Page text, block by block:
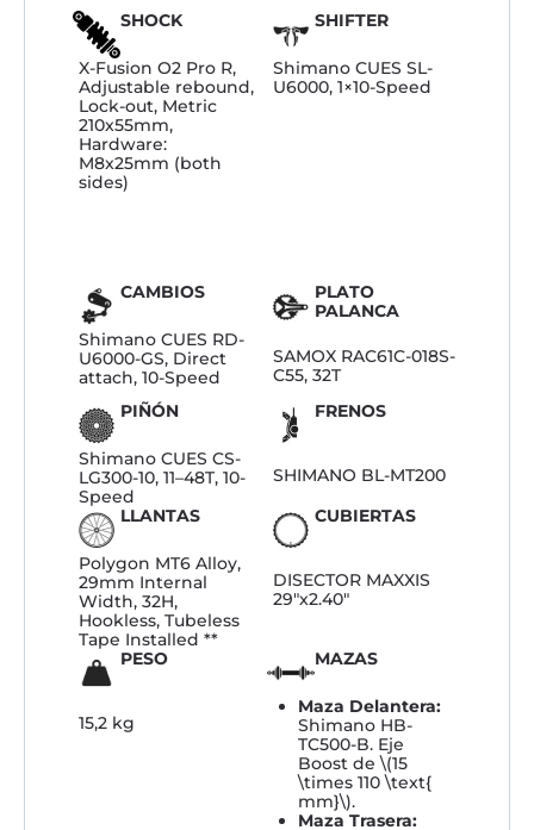
SHOCK
X-Fusion O2 Pro R,
Adjustable rebound,
Lock-out, Metric
210x55mm,
Hardware:
M8x25mm (both
sides)
SHIFTER
Shimano CUES SL-
U6000, 1×10-Speed
CAMBIOS
Shimano CUES RD-
U6000-GS, Direct
attach, 10-Speed
PLATO
PALANCA
SAMOX RAC61C-018S-
C55, 32T
PIÑÓN
Shimano CUES CS-
LG300-10, 11–48T, 10-
Speed
FRENOS
SHIMANO BL-MT200
LLANTAS
Polygon MT6 Alloy,
29mm Internal
Width, 32H,
Hookless, Tubeless
Tape Installed **
CUBIERTAS
DISECTOR MAXXIS
29″x2.40″
PESO
15,2 kg
MAZAS
Maza Delantera:
Shimano HB-
TC500-B. Eje
Boost de \(15
\times 110 \text{
mm}\).
Maza Trasera: